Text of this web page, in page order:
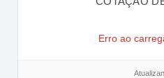
Erro ao